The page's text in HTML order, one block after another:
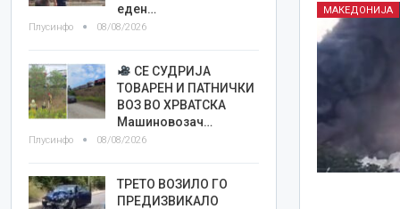
МАКЕДОНИЈА
еден…
Плусинфо 08/08/2026
СЕ СУДРИЈА
ТОВАРЕН И ПАТНИЧКИ
ВОЗ ВО ХРВАТСКА
Машиновозач…
Плусинфо 08/08/2026
ТРЕТО ВОЗИЛО ГО
ПРЕДИЗВИКАЛО